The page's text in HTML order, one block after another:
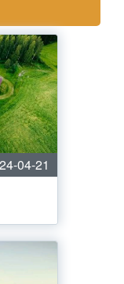
04-21